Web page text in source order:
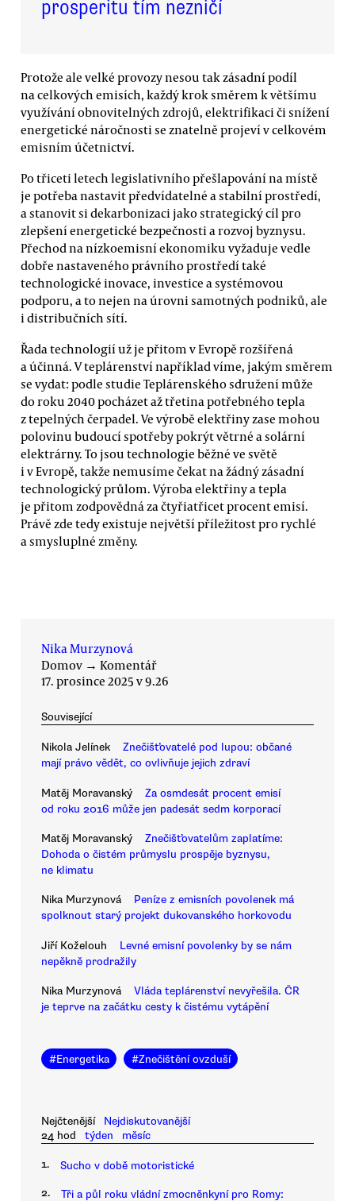
prosperitu tím nezničí
Protože ale velké provozy nesou tak zásadní podíl
na celkových emisích, každý krok směrem k většímu
využívání obnovitelných zdrojů, elektrifikaci či snížení
energetické náročnosti se znatelně projeví v celkovém
emisním účetnictví.
Po třiceti letech legislativního přešlapování na místě
je potřeba nastavit předvídatelné a stabilní prostředí,
a stanovit si dekarbonizaci jako strategický cíl pro
zlepšení energetické bezpečnosti a rozvoj byznysu.
Přechod na nízkoemisní ekonomiku vyžaduje vedle
dobře nastaveného právního prostředí také
technologické inovace, investice a systémovou
podporu, a to nejen na úrovni samotných podniků, ale
i distribučních sítí.
Řada technologií už je přitom v Evropě rozšířená
a účinná. V teplárenství například víme, jakým směrem
se vydat: podle studie Teplárenského sdružení může
do roku 2040 pocházet až třetina potřebného tepla
z tepelných čerpadel. Ve výrobě elektřiny zase mohou
polovinu budoucí spotřeby pokrýt větrné a solární
elektrárny. To jsou technologie běžné ve světě
i v Evropě, takže nemusíme čekat na žádný zásadní
technologický průlom. Výroba elektřiny a tepla
je přitom zodpovědná za čtyřiatřicet procent emisí.
Právě zde tedy existuje největší příležitost pro rychlé
a smysluplné změny.
Nika Murzynová
Domov → Komentář
17. prosince 2025 v 9.26
Související
Nikola Jelínek
Znečišťovatelé pod lupou: občané
mají právo vědět, co ovlivňuje jejich zdraví
Matěj Moravanský
Za osmdesát procent emisí
od roku 2016 může jen padesát sedm korporací
Matěj Moravanský
Znečišťovatelům zaplatíme:
Dohoda o čistém průmyslu prospěje byznysu,
ne klimatu
Nika Murzynová
Peníze z emisních povolenek má
spolknout starý projekt dukovanského horkovodu
Jiří Koželouh
Levné emisní povolenky by se nám
nepěkně prodražily
Nika Murzynová
Vláda teplárenství nevyřešila. ČR
je teprve na začátku cesty k čistému vytápění
#Energetika #Znečištění ovzduší
Nejčtenější
Nejdiskutovanější
24 hod
týden měsíc
1. Sucho v době motoristické
2.
Tři a půl roku vládní zmocněnkyní pro Romy: